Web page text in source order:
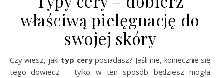
właściwą pielęgnację do
swojej skóry
Czy wiesz, jaki typ ceryposiadasz? Jeśli nie, koniecznie się
tego dowiedz – tylko w ten sposób będziesz mogła